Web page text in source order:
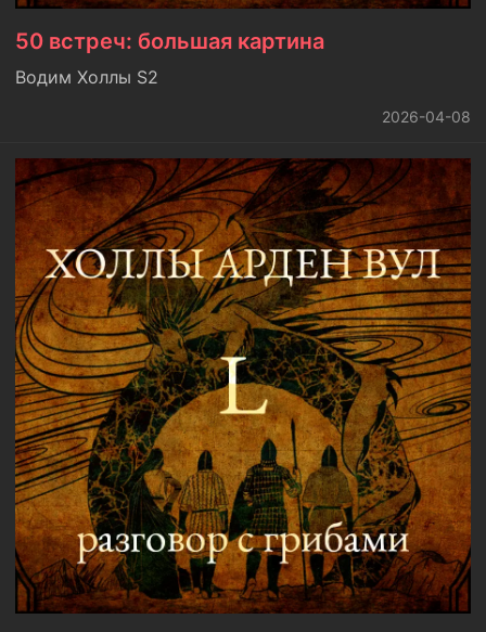
50 встреч: большая картина
Водим Холлы S2
2026-04-08